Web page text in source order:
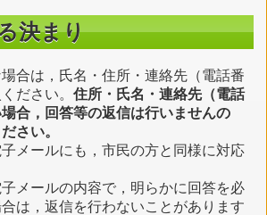
決まり
合は，氏名・住所・連絡先（電話番
ださい。 住所・氏名・連絡先（電話
合，回答等の返信は行いませんの
さい。
メールにも，市民の方と同様に対応
メールの内容で，明らかに回答を必
は，返信を行わないことがあります